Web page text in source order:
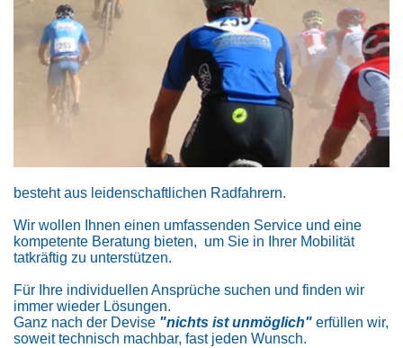
besteht aus leidenschaftlichen Radfahrern.
Wir wollen Ihnen einen umfassenden Service und eine
kompetente Beratung bieten, um Sie in Ihrer Mobilität
tatkräftig zu unterstützen.
Für Ihre individuellen Ansprüche suchen und finden wir
immer wieder Lösungen.
Ganz nach der Devise "nichts ist unmöglich" erfüllen wir,
soweit technisch machbar, fast jeden Wunsch.